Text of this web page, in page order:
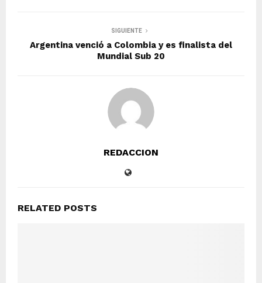
SIGUIENTE
Argentina venció a Colombia y es finalista del
Mundial Sub 20
REDACCION
RELATED POSTS